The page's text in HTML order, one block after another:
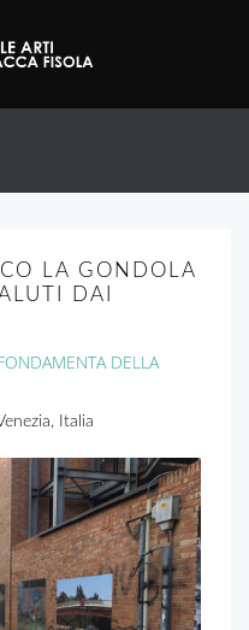
LA GONDOLA
DAI
DELLA
Italia